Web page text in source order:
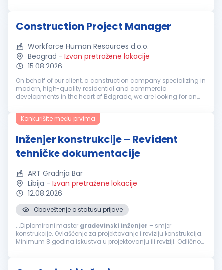
Construction Project Manager
Workforce Human Resources d.o.o.
Beograd - Izvan pretražene lokacije
15.08.2026
On behalf of our client, a construction company specializing in
modern, high-quality residential and commercial
developments in the heart of Belgrade, we are looking for an
fast-growing or...
Konkurišite među prvima
Inženjer konstrukcije – Revident
tehničke dokumentacije
ART Gradnja Bar
Libija - Izvan pretražene lokacije
12.08.2026
Obaveštenje o statusu prijave
...Diplomirani master građevinski inženjer – smjer
konstrukcije. Ovlašćenje za projektovanje i reviziju konstrukcija.
Minimum 8 godina iskustva u projektovanju ili reviziji. Odlično